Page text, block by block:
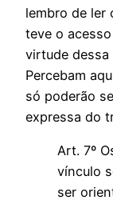
lembro de ler
teve o
virtude dessa
Percebam
só poderão
expressa do
Art. 7º
vínculo
ser